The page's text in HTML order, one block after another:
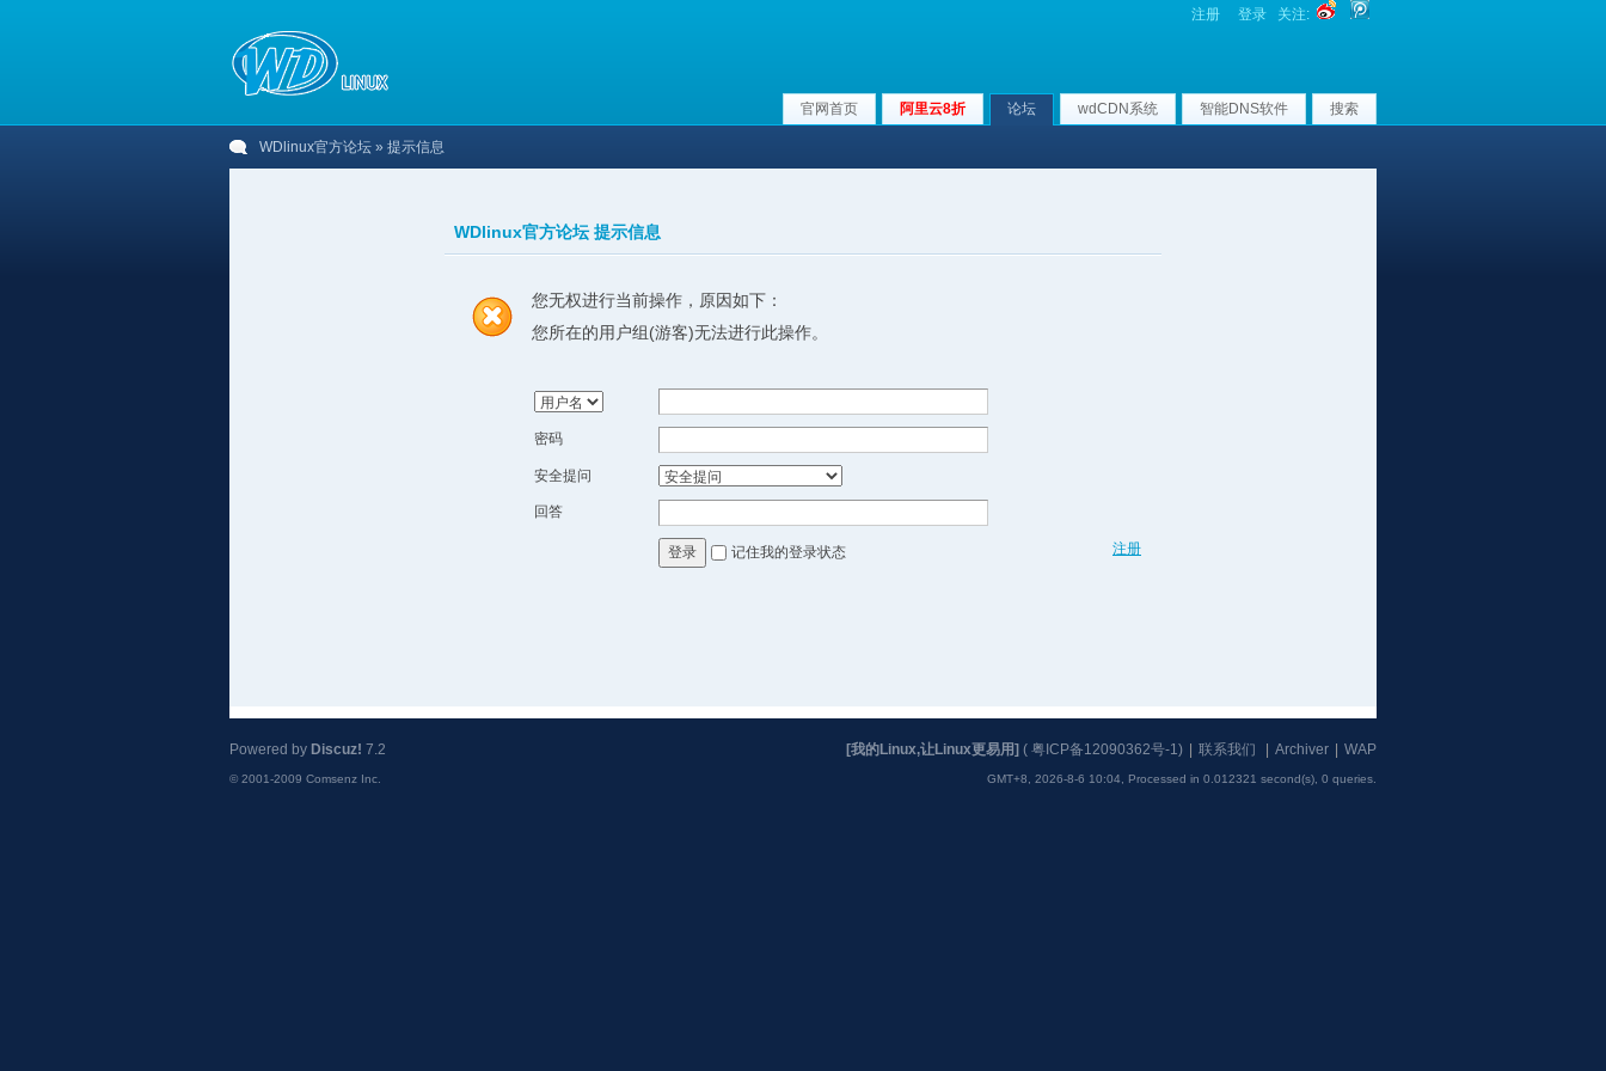
注册 登录 关注:
官网首页 阿里云8折 论坛 wdCDN系统 智能DNS软件 搜索
WDlinux官方论坛 » 提示信息
WDlinux官方论坛 提示信息
您无权进行当前操作，原因如下：
您所在的用户组(游客)无法进行此操作。
密码
安全提问
回答
注册
登录 记住我的登录状态
[我的Linux,让Linux更易用] ( 粤ICP备12090362号-1) 联系我们 Archiver WAP
GMT+8, 2026-8-6 10:04, Processed in 0.012321 second(s), 0 queries
Powered by Discuz! 7.2
© 2001-2009 Comsenz Inc.